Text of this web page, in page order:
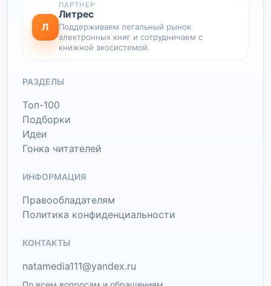
Л
ПАРТНЕР
Литрес
Поддерживаем легальный рынок
электронных книг и сотрудничаем с
книжной экосистемой.
РАЗДЕЛЫ
Топ-100
Подборки
Идеи
Гонка читателей
ИНФОРМАЦИЯ
Правообладателям
Политика конфиденциальности
КОНТАКТЫ
natamedia111@yandex.ru